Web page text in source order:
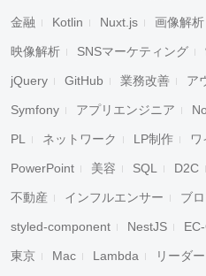
金融 Kotlin Nuxt.js 画像解析
映像解析 SNSマーケティング
jQuery GitHub 業務改善 ア
Symfony アプリエンジニア
PL ネットワーク LP制作
PowerPoint 美容 SQL D2C
不動産 インフルエンサー ブ
styled-component NestJS
東京 Mac Lambda リーダー